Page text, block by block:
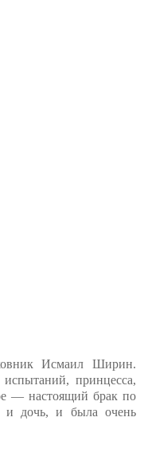
Исмаил Ширин.
принцесса,
— настоящий брак по
дочь, и была очень